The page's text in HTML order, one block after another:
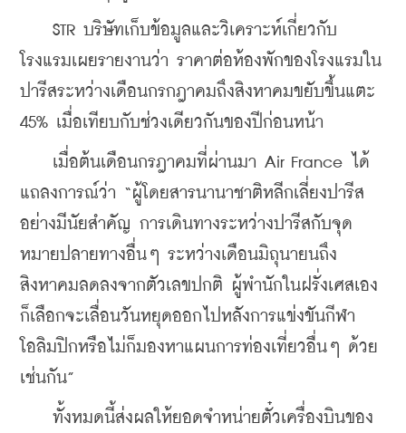
STR บริษัทเก็บข้อมูลและวิเคราะห์เกี่ยวกับ
โรงแรมเผยรายงานว่า ราคาต่อห้องพักของโรงแรมใน
ปารีสระหว่างเดือนกรกฎาคมถึงสิงหาคมขยับขึ้นแตะ
45% เมื่อเทียบกับช่วงเดียวกันของปีก่อนหน้า
เมื่อต้นเดือนกรฎาคมที่ผ่านมา Air France ได้
แถลงการณ์ว่า “ผู้โดยสารนานาชาติหลีกเลี่ยงปารีส
อย่างมีนัยสำคัญ การเดินทางระหว่างปารีสกับจุด
หมายปลายทางอื่นๆ ระหว่างเดือนมิถุนายนถึง
สิงหาคมลดลงจากตัวเลขปกติ ผู้พำนักในฝรั่งเศสเอง
ก็เลือกจะเลื่อนวันหยุดออกไปหลังการแข่งขันกีฬา
โอลิมปิกหรือไม่ก็มองหาแผนการท่องเที่ยวอื่นๆ ด้วย
เช่นกัน”
ทั้งหมดนี้ส่งผลให้ยอดจำหน่ายตั๋วเครื่องบินของ